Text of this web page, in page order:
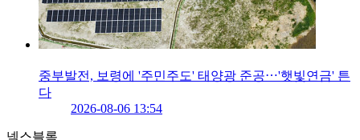
중부발전, 보령에 '주민주도' 태양광 준공⋯'햇빛연금' 튼
다
2026-08-06 13:54
넥스블록